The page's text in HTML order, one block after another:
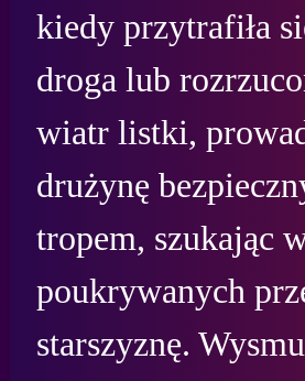
kiedy przytrafiła
droga lub
wiatr listki,
drużynę
tropem, szukając
poukrywanych
starszyznę.